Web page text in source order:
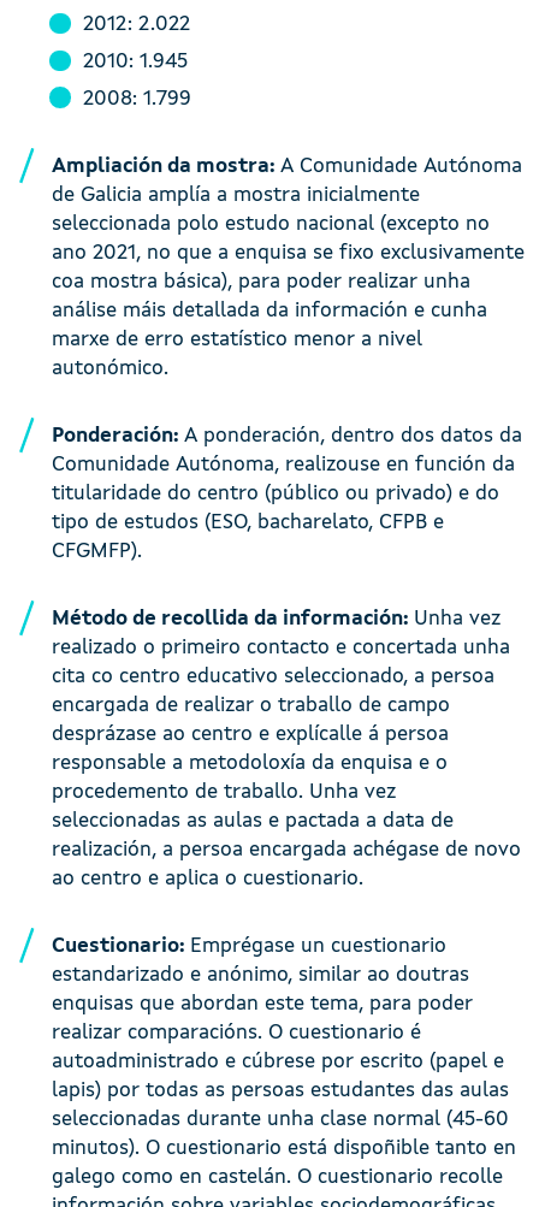
2012: 2.022
2010: 1.945
2008: 1.799
Ampliación da mostra:A Comunidade Autónoma
de Galicia amplía a mostra inicialmente
seleccionada polo estudo nacional (excepto no
ano 2021, no que a enquisa se fixo exclusivamente
coa mostra básica), para poder realizar unha
análise máis detallada da información e cunha
marxe de erro estatístico menor a nivel
autonómico.
Ponderación:A ponderación, dentro dos datos da
Comunidade Autónoma, realizouse en función da
titularidade do centro (público ou privado) e do
tipo de estudos (ESO, bacharelato, CFPB e
CFGMFP).
Método de recollida da información: Unha vez
realizado o primeiro contacto e concertada unha
cita co centro educativo seleccionado, a persoa
encargada de realizar o traballo de campo
desprázase ao centro e explícalle á persoa
responsable a metodoloxía da enquisa e o
procedemento de traballo. Unha vez
seleccionadas as aulas e pactada a data de
realización, a persoa encargada achégase de novo
ao centro e aplica o cuestionario.
Cuestionario: Emprégase un cuestionario
estandarizado e anónimo, similar ao doutras
enquisas que abordan este tema, para poder
realizar comparacións. O cuestionario é
autoadministrado e cúbrese por escrito (papel e
lapis) por todas as persoas estudantes das aulas
seleccionadas durante unha clase normal (45-60
minutos). O cuestionario está dispoñible tanto en
galego como en castelán. O cuestionario recolle